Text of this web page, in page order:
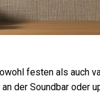
festen als auch
der Soundbar oder